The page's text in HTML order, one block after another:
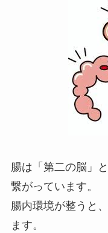
腸は「第二の脳」
繋がっています。
腸内環境が整うと
ます。